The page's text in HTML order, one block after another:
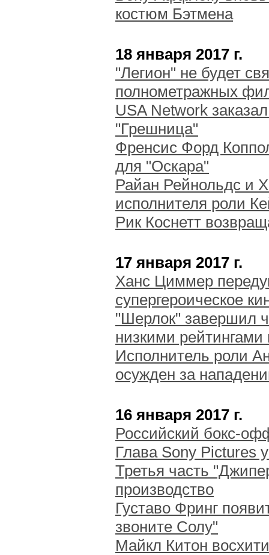
костюм Бэтмена
18 января 2017 г.
"Легион" не будет
полнометражных
USA Network
"Грешница"
Френсис Форд
для "Оскара"
Райан Рейнольдс и
исполнителя роли
Рик Коснетт
17 января 2017 г.
Ханс Циммер
супергероическое
"Шерлок" завершил
низкими
Исполнитель роли
осужден за
16 января 2017 г.
Российский бокс-
Глава Sony Pictures
Третья часть
производство
Густаво Фринг
звоните Солу"
Майкл Китон